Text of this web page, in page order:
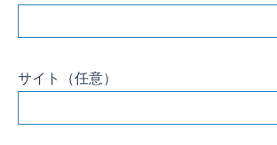
サイト （任意）